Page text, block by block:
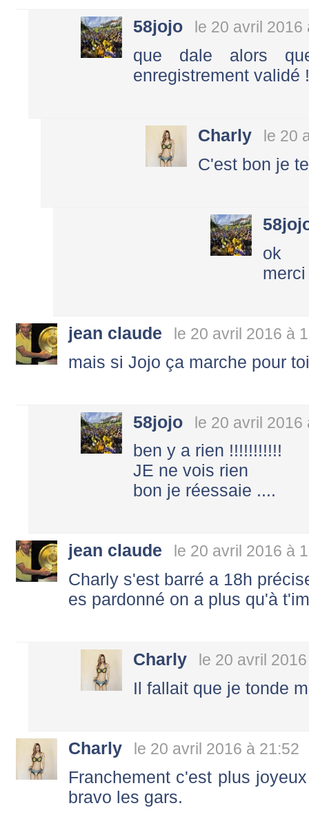
58jojo le 20 avril 2016
que dale alors
enregistrement validé
Charly le 20
C'est bon je
ok
merci
jean claude le 20 avril 2016 à
mais si Jojo ça marche pour
58jojo le 20 avril 2016
ben y a rien !!!!!!!!!!!
JE ne vois rien
bon je réessaie ....
jean claude le 20 avril 2016 à
Charly s'est barré a 18h
es pardonné on a plus qu'à
Charly le 20 avril
Il fallait que je tonde
Charly le 20 avril 2016 à 21:52
Franchement c'est plus
bravo les gars.